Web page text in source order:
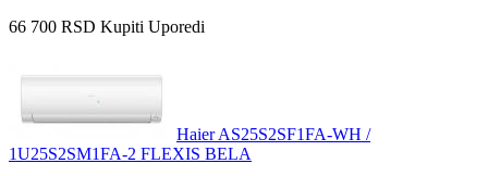
66 700 RSD Kupiti Uporedi
Haier AS25S2SF1FA-WH /
1U25S2SM1FA-2 FLEXIS BELA